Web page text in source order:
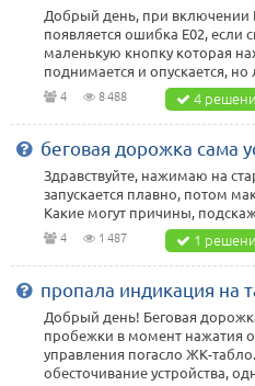
Добрый день, при включении
появляется ошибка E02, если
маленькую кнопку которая
поднимается и опускается, но
4 8 488 4
беговая дорожка сама
Здравствуйте, нажимаю на
запускается плавно, потом
Какие могут причины,
4 1 487 1
пропала индикация на
Добрый день! Беговая
пробежки в момент нажатия
управления погасло ЖК-
обесточивание устройства,